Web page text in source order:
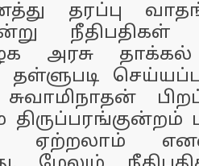
தரப்பு
நீதிபதிகள்
அரசு
தள்ளுபடி
ஏற்றலாம்